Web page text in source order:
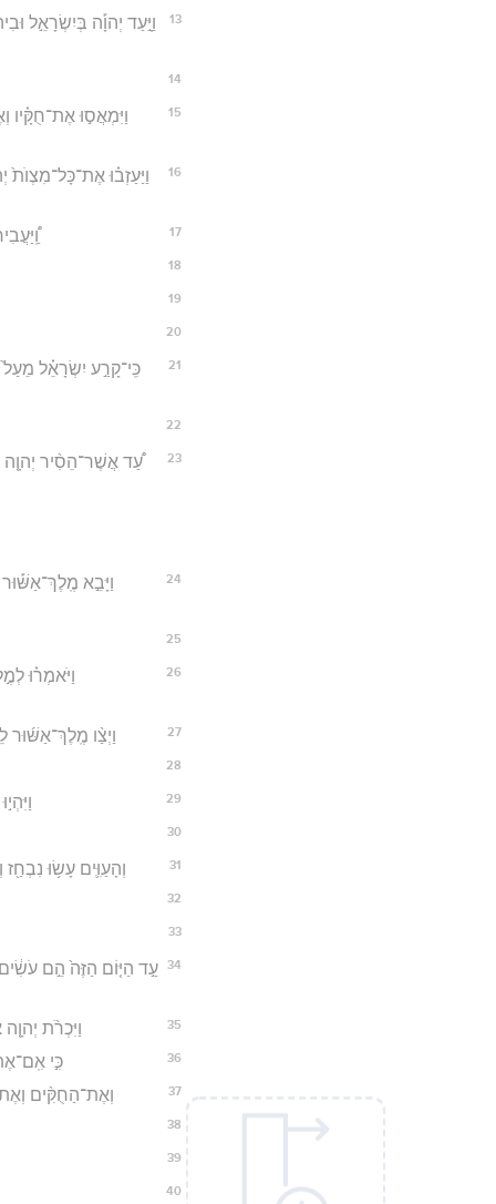
13
וַיָּ֣עַד יְהוָ֡ה בְּיִשְׂרָאֵ֣ל
14
15
וַיִּמְאֲס֣וּ אֶת־חֻקָּ֗יו
16
וַיַּעַזְב֗וּ
17
18
19
20
21
כִּֽי־קָרַ֣ע יִשְׂרָאֵ֗ל מֵעַל֙
22
23
עַ֠ד אֲשֶׁר־הֵסִ֨יר יְהוָ֤ה
24
וַיָּבֵ֣א
25
26
וַיֹּאמְר֗וּ
27 וַיְצַ֨ו
28
29
30
31 וְהָעַוִּ֛ים עָשׂ֥וּ
32
33
34
עַ֣ד הַיּ֤וֹם הַזֶּה֙ הֵ֣ם
35 וַיִּכְרֹ֨ת
36 כִּ֣י
37 וְאֶת־הַחֻקִּ֨ים
38
39
40